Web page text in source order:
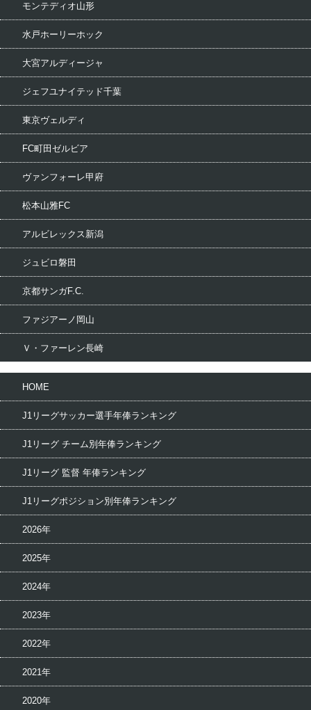
モンテディオ山形
水戸ホーリーホック
大宮アルディージャ
ジェフユナイテッド千葉
東京ヴェルディ
FC町田ゼルビア
ヴァンフォーレ甲府
松本山雅FC
アルビレックス新潟
ジュビロ磐田
京都サンガF.C.
ファジアーノ岡山
Ｖ・ファーレン長崎
HOME
J1リーグサッカー選手年俸ランキング
J1リーグ チーム別年俸ランキング
J1リーグ 監督 年俸ランキング
J1リーグポジション別年俸ランキング
2026年
2025年
2024年
2023年
2022年
2021年
2020年